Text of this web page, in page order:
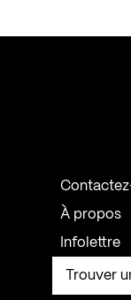
À propos
Infolettre
Trouver